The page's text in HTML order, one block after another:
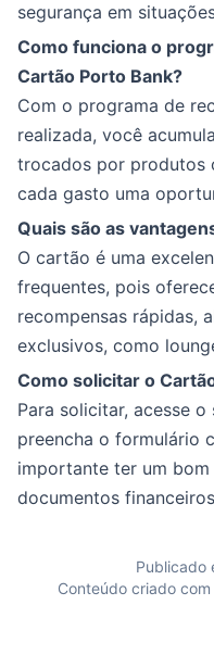
segurança em
Como funciona o
Cartão Porto Bank?
Com o programa de
realizada, você
trocados por produtos
cada gasto uma
Quais são as
O cartão é uma
frequentes, pois
recompensas rápidas,
exclusivos, como
Como solicitar o
Para solicitar, acesse
preencha o formulário
importante ter um
documentos
Publicado
Conteúdo criado